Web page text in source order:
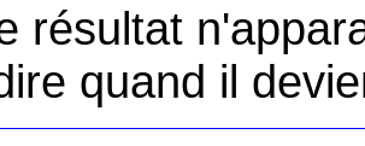
résultat
quand il